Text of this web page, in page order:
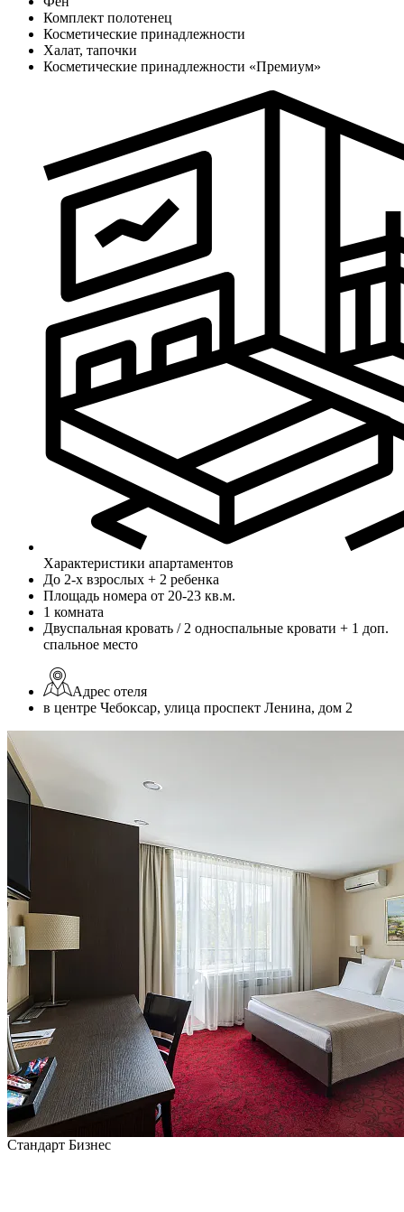
Комплект полотенец
Косметические принадлежности
Халат, тапочки
Косметические принадлежности «Премиум»
Характеристики апартаментов
До 2-х взрослых + 2 ребенка
Площадь номера от 20-23 кв.м.
1 комната
Двуспальная кровать / 2 односпальные кровати + 1 доп.
спальное место
Адрес отеля
в центре Чебоксар, улица проспект Ленина, дом 2
Стандарт Бизнес